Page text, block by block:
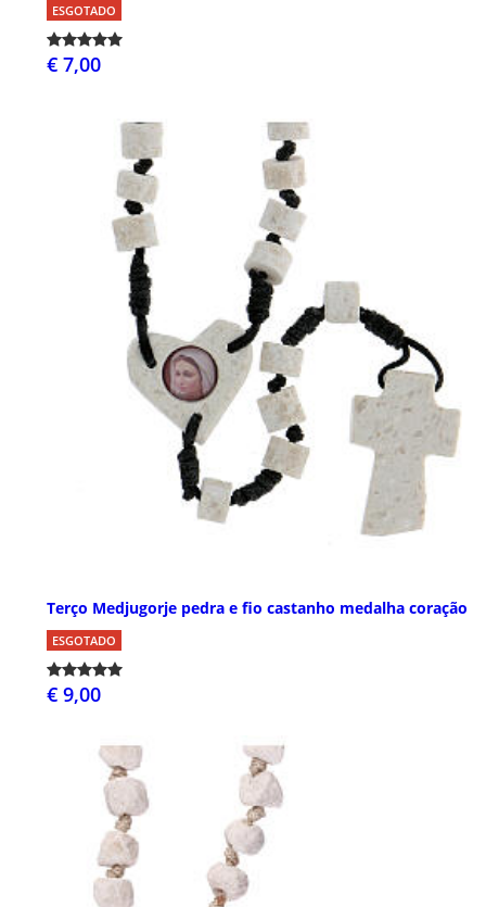
ESGOTADO
€ 7,00
Terço Medjugorje pedra e fio castanho medalha coração
ESGOTADO
€ 9,00